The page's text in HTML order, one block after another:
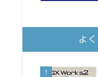
13位 庶民的家族
FPが実
15位 インデッ
よ
1